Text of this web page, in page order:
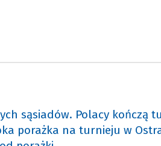
sąsiadów. Polacy kończą
porażka na turnieju w